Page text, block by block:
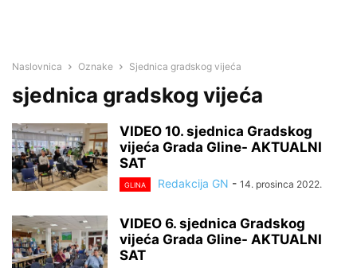
Naslovnica Oznake Sjednica gradskog vijeća
sjednica gradskog vijeća
VIDEO 10. sjednica Gradskog
vijeća Grada Gline- AKTUALNI
SAT
GLINA Redakcija GN - 14. prosinca 2022.
VIDEO 6. sjednica Gradskog
vijeća Grada Gline- AKTUALNI
SAT